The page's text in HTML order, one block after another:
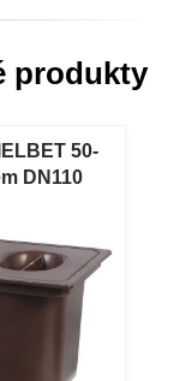
produkty
50-
DN110
DN110